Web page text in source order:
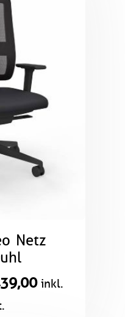
Netz
inkl.